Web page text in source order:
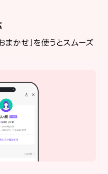
まかせ」を使うとスムーズ